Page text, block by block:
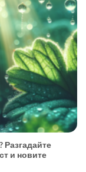
Разгадайте
и новите